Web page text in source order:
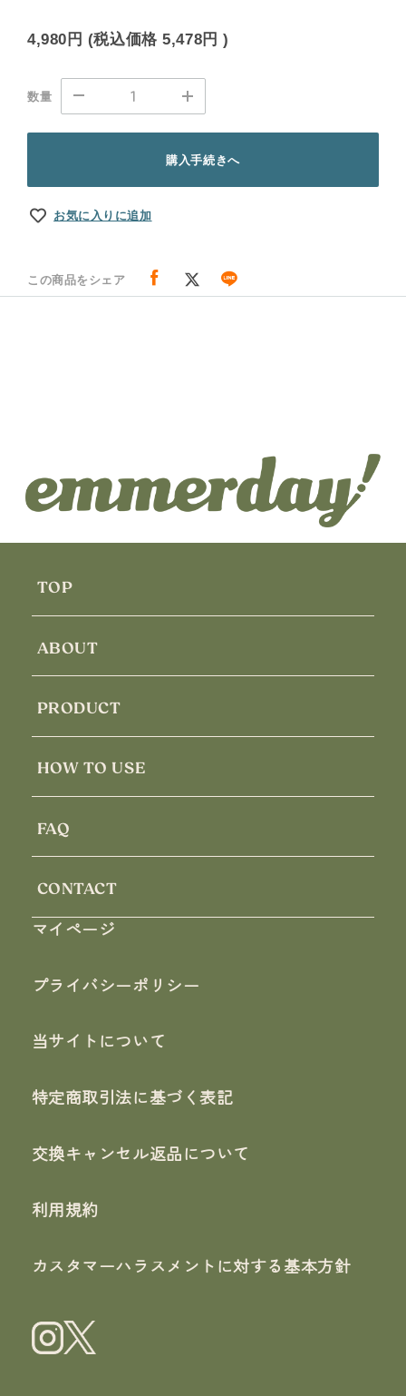
4,980円 (税込価格5,478円 )
数量
購入手続きへ
お気に入りに追加
この商品をシェア
TOP
ABOUT
PRODUCT
HOW TO USE
FAQ
CONTACT
マイページ
プライバシーポリシー
当サイトについて
特定商取引法に基づく表記
交換キャンセル返品について
利用規約
カスタマーハラスメントに対する基本方針